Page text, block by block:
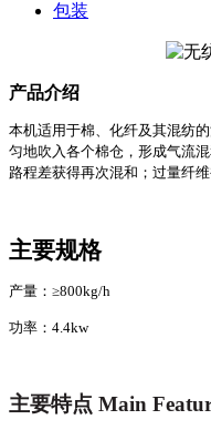
包装
产品介绍
本机适用于棉、化纤及其混纺
匀地吹入各个棉仓，形成气流
路程差获得再次混和；过量纤
主要规格
产量： ≥800kg/h
功率： 4.4kw
主要特点 Main